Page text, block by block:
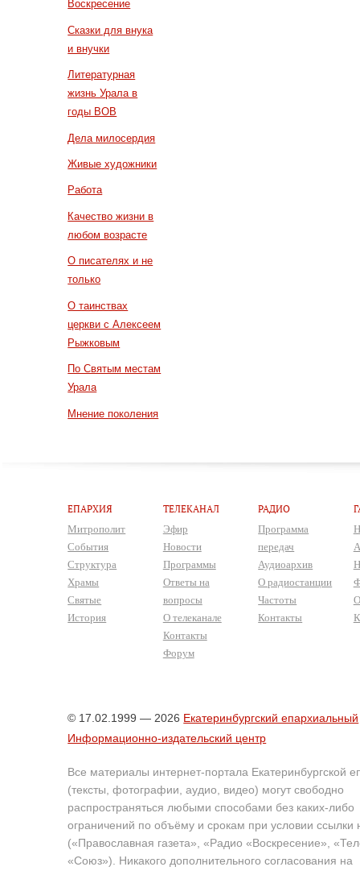
Воскресение
Сказки для внука
и внучки
Литературная
жизнь Урала в
годы ВОВ
Дела милосердия
Живые художники
Работа
Качество жизни в
любом возрасте
О писателях и не
только
О таинствах
церкви с Алексеем
Рыжковым
По Святым местам
Урала
Мнение поколения
ЕПАРХИЯ
Митрополит
События
Структура
Храмы
Святые
История
ТЕЛЕКАНАЛ
Эфир
Новости
Программы
Ответы на
вопросы
О телеканале
Контакты
Форум
РАДИО
Программа
передач
Аудиоархив
О радиостанции
Частоты
Контакты
© 17.02.1999 — 2026 Екатеринбургский епархиальный
Информационно-издательский центр
Все материалы интернет-портала Екатеринбургской
(тексты, фотографии, аудио, видео) могут свободно
распространяться любыми способами без каких-либо
ограничений по объёму и срокам при условии ссылки
(«Православная газета», «Радио «Воскресение»,
«Союз»). Никакого дополнительного согласования на